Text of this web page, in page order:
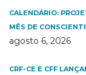
CALENDÁRIO:
MÊS DE
agosto 6, 2026
CRF-CE E CFF